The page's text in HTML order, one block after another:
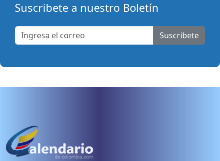
Suscribete a nuestro Boletín
Suscribete